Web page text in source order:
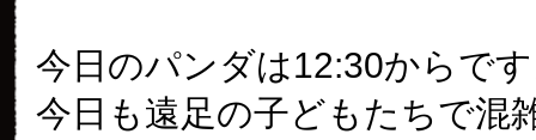
今日のパンダは12:30からで
今日も遠足の子どもたちで混